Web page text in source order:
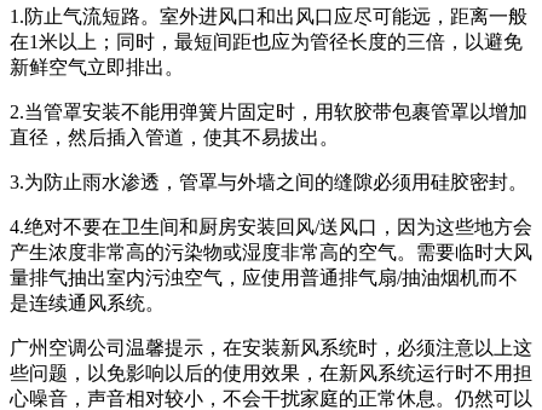
1.防止气流短路。室外进风口和出风口应尽可能远，距离一般
在1米以上；同时，最短间距也应为管径长度的三倍，以避免
新鲜空气立即排出。
2.当管罩安装不能用弹簧片固定时，用软胶带包裹管罩以增加
直径，然后插入管道，使其不易拔出。
3.为防止雨水渗透，管罩与外墙之间的缝隙必须用硅胶密封。
4.绝对不要在卫生间和厨房安装回风/送风口，因为这些地方会
产生浓度非常高的污染物或湿度非常高的空气。需要临时大风
量排气抽出室内污浊空气，应使用普通排气扇/抽油烟机而不
是连续通风系统。
广州空调公司温馨提示，在安装新风系统时，必须注意以上这
些问题，以免影响以后的使用效果，在新风系统运行时不用担
心噪音，声音相对较小，不会干扰家庭的正常休息。仍然可以